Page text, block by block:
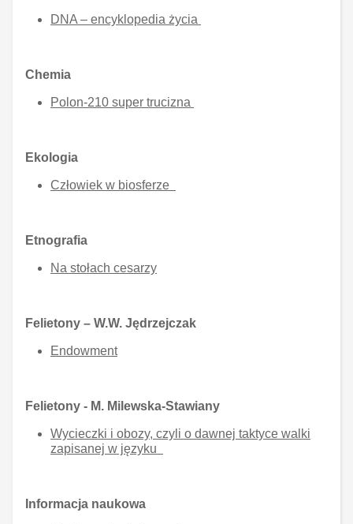
DNA – encyklopedia życia
Chemia
Polon-210 super trucizna
Ekologia
Człowiek w biosferze
Etnografia
Na stołach cesarzy
Felietony – W.W. Jędrzejczak
Endowment
Felietony - M. Milewska-Stawiany
Wycieczki i obozy, czyli o dawnej taktyce walki
zapisanej w języku
Informacja naukowa